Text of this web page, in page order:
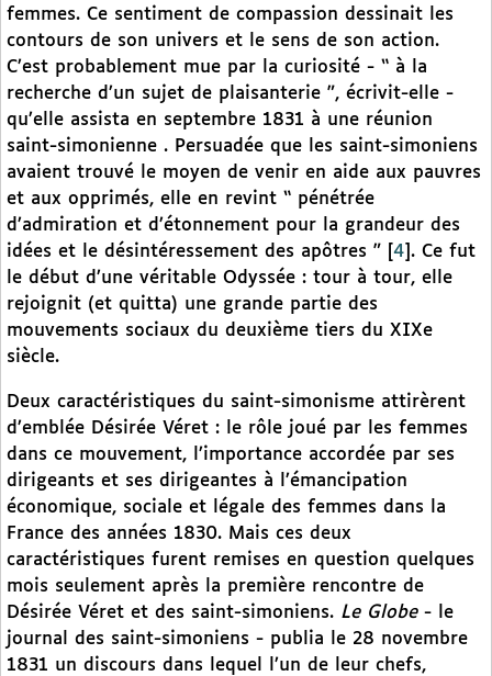
femmes. Ce sentiment de compassion dessinait les
contours de son univers et le sens de son action.
C’est probablement mue par la curiosité - “ à la
recherche d’un sujet de plaisanterie ”, écrivit-elle -
qu’elle assista en septembre 1831 à une réunion
saint-simonienne . Persuadée que les saint-simoniens
avaient trouvé le moyen de venir en aide aux pauvres
et aux opprimés, elle en revint “ pénétrée
d’admiration et d’étonnement pour la grandeur des
idées et le désintéressement des apôtres ”
4 . Ce fut
le début d’une véritable Odyssée : tour à tour, elle
rejoignit (et quitta) une grande partie des
mouvements sociaux du deuxième tiers du XIXe
siècle.
Deux caractéristiques du saint-simonisme attirèrent
d’emblée Désirée Véret : le rôle joué par les femmes
dans ce mouvement, l’importance accordée par ses
dirigeants et ses dirigeantes à l’émancipation
économique, sociale et légale des femmes dans la
France des années 1830. Mais ces deux
caractéristiques furent remises en question quelques
mois seulement après la première rencontre de
Désirée Véret et des saint-simoniens. Le Globe- le
journal des saint-simoniens - publia le 28 novembre
1831 un discours dans lequel l’un de leur chefs,